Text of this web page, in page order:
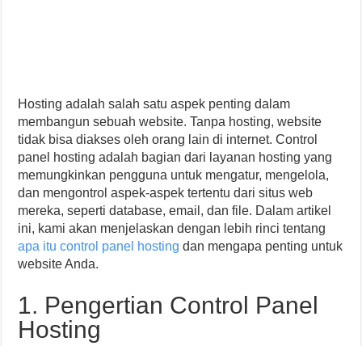
Hosting adalah salah satu aspek penting dalam
membangun sebuah website. Tanpa hosting, website
tidak bisa diakses oleh orang lain di internet. Control
panel hosting adalah bagian dari layanan hosting yang
memungkinkan pengguna untuk mengatur, mengelola,
dan mengontrol aspek-aspek tertentu dari situs web
mereka, seperti database, email, dan file. Dalam artikel
ini, kami akan menjelaskan dengan lebih rinci tentang
apa itu control panel hosting dan mengapa penting untuk
website Anda.
1. Pengertian Control Panel
Hosting